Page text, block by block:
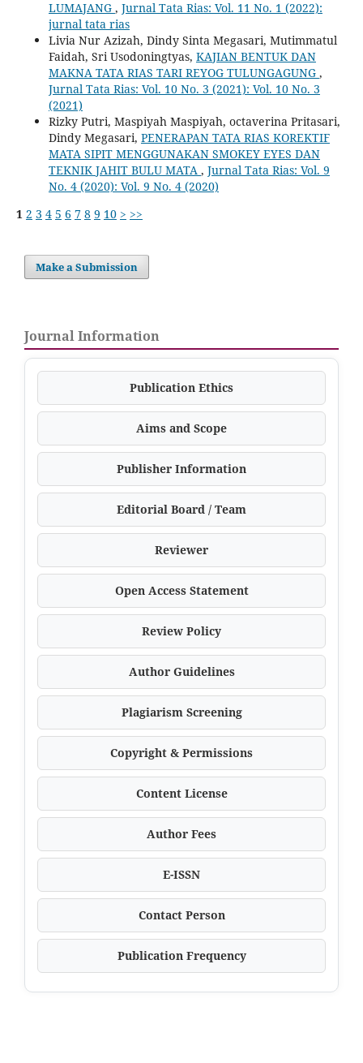
LUMAJANG , Jurnal Tata Rias: Vol. 11 No. 1 (2022):
jurnal tata rias
Livia Nur Azizah, Dindy Sinta Megasari, Mutimmatul
Faidah, Sri Usodoningtyas, KAJIAN BENTUK DAN
MAKNA TATA RIAS TARI REYOG TULUNGAGUNG ,
Jurnal Tata Rias: Vol. 10 No. 3 (2021): Vol. 10 No. 3
(2021)
Rizky Putri, Maspiyah Maspiyah, octaverina Pritasari,
Dindy Megasari, PENERAPAN TATA RIAS KOREKTIF
MATA SIPIT MENGGUNAKAN SMOKEY EYES DAN
TEKNIK JAHIT BULU MATA , Jurnal Tata Rias: Vol. 9
No. 4 (2020): Vol. 9 No. 4 (2020)
1 2 3 4 5 6 7 8 9 10 > >>
Make a Submission
Journal Information
Publication Ethics
Aims and Scope
Publisher Information
Editorial Board / Team
Reviewer
Open Access Statement
Review Policy
Author Guidelines
Plagiarism Screening
Copyright & Permissions
Content License
Author Fees
E-ISSN
Contact Person
Publication Frequency